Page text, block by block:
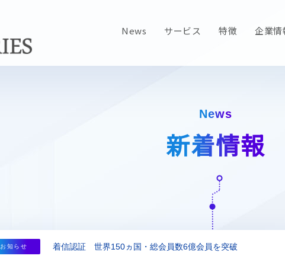
News サービス 特徴 企業情
News
新着情報
お知らせ 着信認証 世界150ヵ国・総会員数6億会員を突破